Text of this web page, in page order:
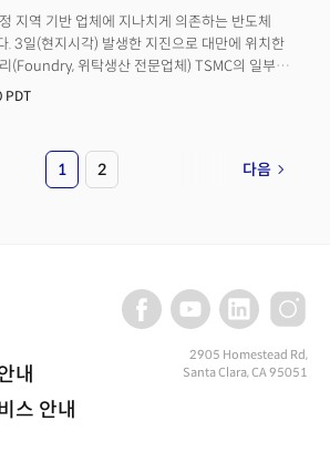
지역 기반 업체에 지나치게 의존하는 반도체
. 3일(현지시각) 발생한 지진으로 대만에 위치한
(Foundry, 위탁생산 전문업체) TSMC의 일부
다. 고성능 AI 반도체 시장을 사실상 독점하고 있는
부 화롄시 인근에서 규모 7.4의 강진이 발생,
상의 부상자가 발생했다. 건물이 무너지고 정전이
PDT
1 2 다음
내
스 안내
2905 Homestead Rd,
Santa Clara, CA 95051